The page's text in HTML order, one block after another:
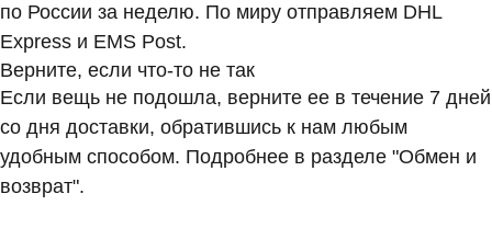
по России за неделю. По миру отправляем DHL
Express и EMS Post.
Верните, если что-то не так
Если вещь не подошла, верните ее в течение 7 дней
со дня доставки, обратившись к нам любым
удобным способом. Подробнее в разделе "Обмен и
возврат".